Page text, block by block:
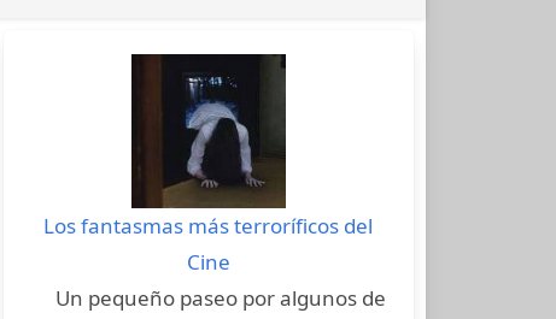
Los fantasmas más terroríficos del
Cine
Un pequeño paseo por algunos de